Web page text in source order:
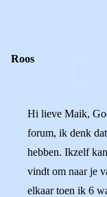
Roos
Hi lieve Maik,
forum, ik denk
hebben. Ikzelf
vindt om naar je
elkaar toen ik 6